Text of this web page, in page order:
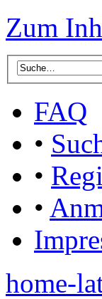
Zum
FAQ
•
•
•
home-